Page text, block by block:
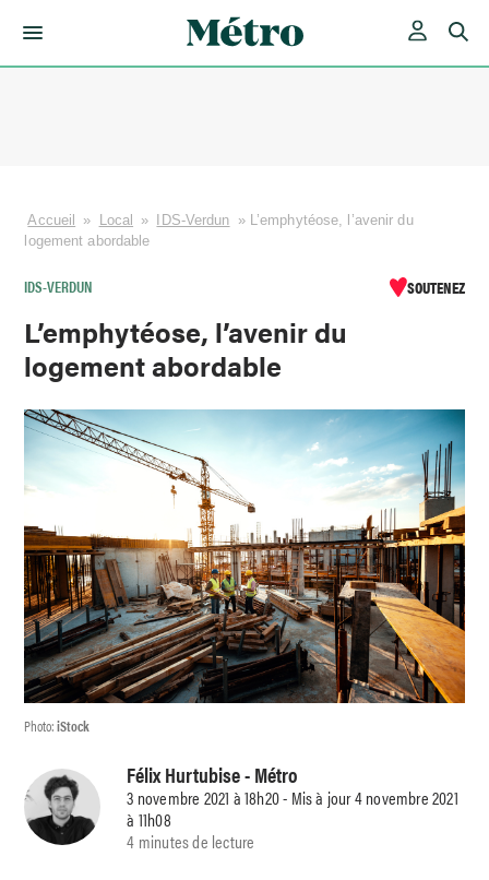
Accueil » Local » IDS-Verdun » L’emphytéose, l’avenir du
logement abordable
IDS-VERDUN SOUTENEZ
L’emphytéose, l’avenir du
logement abordable
Photo:iStock
Félix Hurtubise- Métro
3 novembre 2021 à 18h20 - Mis à jour 4 novembre 2021
à 11h08
4 minutes de lecture